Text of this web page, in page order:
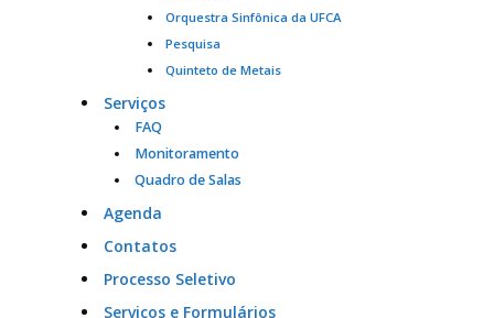
Orquestra Sinfônica da UFCA
Pesquisa
Quinteto de Metais
Serviços
FAQ
Monitoramento
Quadro de Salas
Agenda
Contatos
Processo Seletivo
Serviços e Formulários